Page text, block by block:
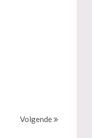
Volgende